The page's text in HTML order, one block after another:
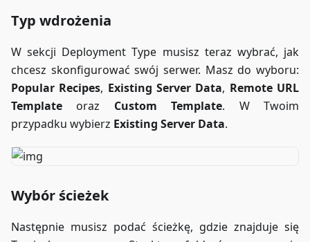
Typ wdrożenia
W sekcji Deployment Type musisz teraz wybrać, jak
chcesz skonfigurować swój serwer. Masz do wyboru:
Popular Recipes, Existing Server Data, Remote URL
Template oraz Custom Template. W Twoim
przypadku wybierz Existing Server Data.
Wybór ścieżek
Następnie musisz podać ścieżkę, gdzie znajduje się